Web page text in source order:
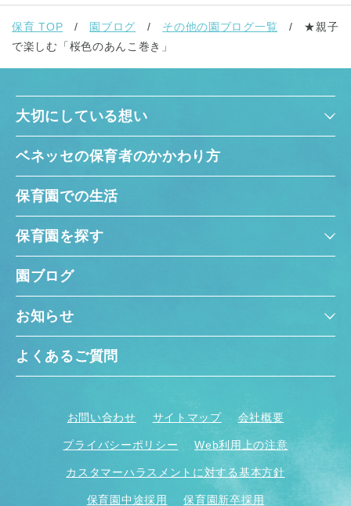
兵庫県
保育 TOP 園ブログ その他の園ブログ一覧
★親子
で楽しむ「桜色のあんこ巻き」
大切にしている想い
ベネッセの保育者のかかわり方
保育園での生活
保育園を探す
園ブログ
お知らせ
よくあるご質問
お問い合わせ サイトマップ 会社概要
プライバシーポリシー Web利用上の注意
カスタマーハラスメントに対する基本方針
保育園中途採用 保育園新卒採用